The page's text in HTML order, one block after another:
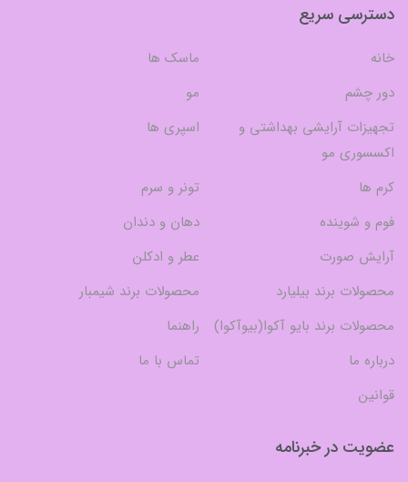
دسترسی سریع
خانه
ماسک ها
دور چشم
مو
تجهیزات آرایشی بهداشتی و
اکسسوری مو
اسپری ها
کرم ها
تونر و سرم
فوم و شوینده
دهان و دندان
آرایش صورت
عطر و ادکلن
محصولات برند بیلیارد
محصولات برند شیمبار
محصولات برند بایو آکوا(بیوآکوا)
راهنما
درباره ما
تماس با ما
قوانین
عضویت در خبرنامه